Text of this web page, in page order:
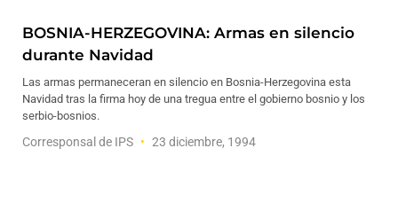
BOSNIA-HERZEGOVINA: Armas en silencio
durante Navidad
Las armas permaneceran en silencio en Bosnia-Herzegovina esta
Navidad tras la firma hoy de una tregua entre el gobierno bosnio y los
serbio-bosnios.
Corresponsal de IPS 23 diciembre, 1994